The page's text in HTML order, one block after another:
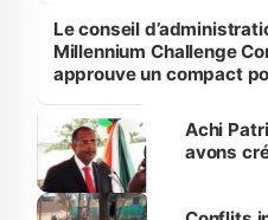
Le conseil
Millennium Challenge
approuve un compact
Achi
avons